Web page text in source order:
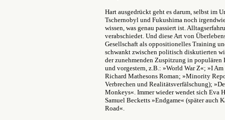
Hart ausgedrückt geht es darum, selbst im
Tschernobyl und Fukushima noch
wissen, was genau passiert ist.
verabschiedet. Und diese Art von
Gesellschaft als oppositionelles Training
schwankt zwischen politisch diskutierten
der zunehmenden Zuspitzung in
und vorgestern, z.B.: »World War Z«; »I
Richard Mathesons Roman; »Minority
Verbrechen und Realitätsverfälschung);
Monkeys«. Immer wieder wendet sich Eva
Samuel Becketts »Endgame« (später auch
Road«.